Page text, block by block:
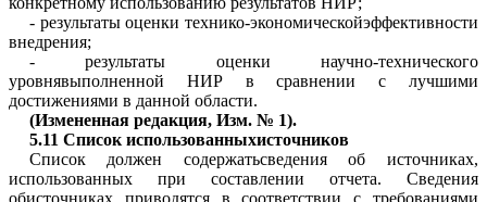
- результаты оценки технико-экономическойэффективности
внедрения;
-результаты оценки научно-технического
уровнявыполненной НИР в сравнении с лучшими
достижениями в данной области.
(Измененная редакция, Изм. № 1).
5.11 Список использованныхисточников
Список должен содержатьсведения об источниках,
использованных при составлении отчета. Сведения
обисточниках приводятся в соответствии с требованиями